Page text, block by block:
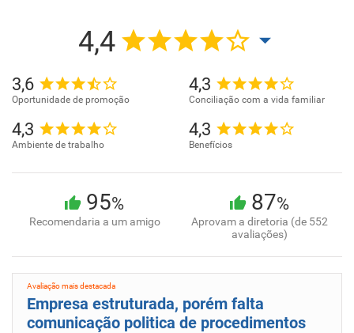
4,4
3,6
Oportunidade de promoção
4,3
Conciliação com a vida familiar
4,3
Ambiente de trabalho
4,3
Benefícios
95%
Recomendaria a um amigo
87%
Aprovam a diretoria (de 552
avaliações)
Avaliação mais destacada
Empresa estruturada, porém falta
comunicação politica de procedimentos